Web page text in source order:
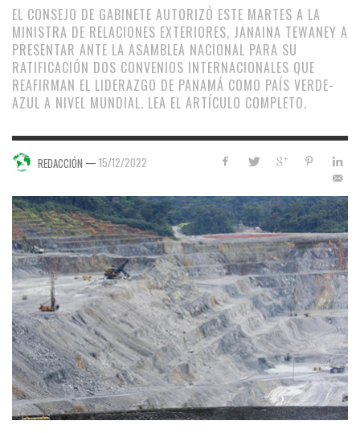
EL CONSEJO DE GABINETE AUTORIZÓ ESTE MARTES A LA
MINISTRA DE RELACIONES EXTERIORES, JANAINA TEWANEY A
PRESENTAR ANTE LA ASAMBLEA NACIONAL PARA SU
RATIFICACIÓN DOS CONVENIOS INTERNACIONALES QUE
REAFIRMAN EL LIDERAZGO DE PANAMÁ COMO PAÍS VERDE-
AZUL A NIVEL MUNDIAL. LEA EL ARTÍCULO COMPLETO.
REDACCIÓN — 15/12/2022